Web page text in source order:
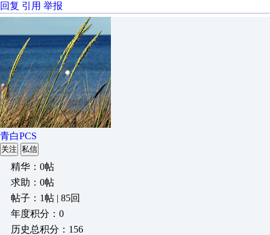
回复 引用 举报
青白PCS
关注 私信
精华：0帖
求助：0帖
帖子：1帖 | 85回
年度积分：0
历史总积分：156